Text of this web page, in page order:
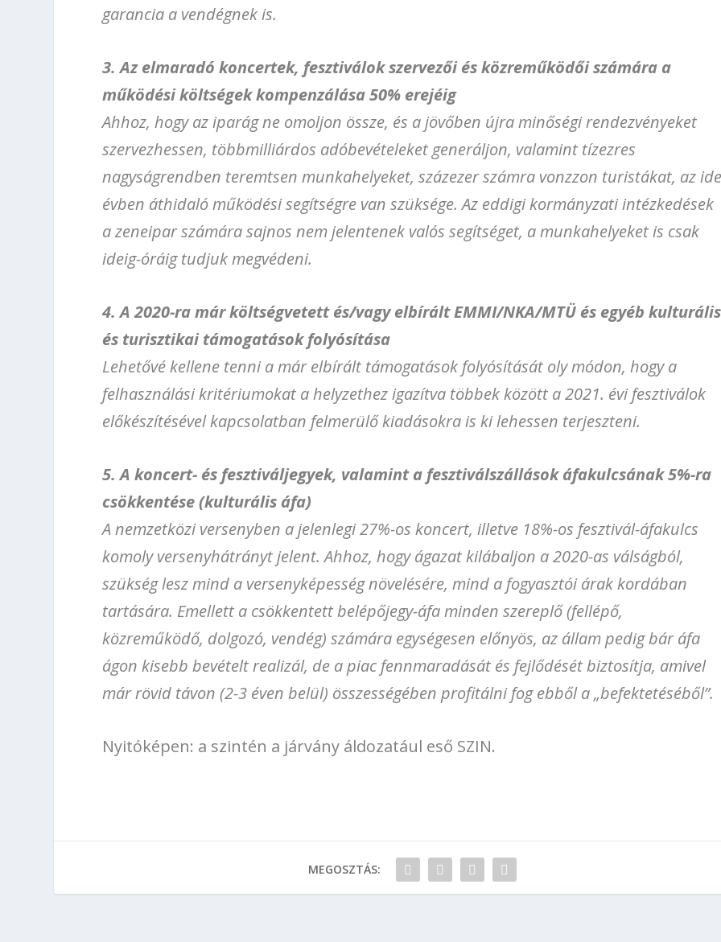
garancia a vendégnek is.
3. Az elmaradó koncertek, fesztiválok szervezői és közreműködői számára a
működési költségek kompenzálása 50% erejéig
Ahhoz, hogy az iparág ne omoljon össze, és a jövőben újra minőségi rendezvényeket
szervezhessen, többmilliárdos adóbevételeket generáljon, valamint tízezres
nagyságrendben teremtsen munkahelyeket, százezer számra vonzzon turistákat, az
évben áthidaló működési segítségre van szüksége. Az eddigi kormányzati intézkedések
a zeneipar számára sajnos nem jelentenek valós segítséget, a munkahelyeket is csak
ideig-óráig tudjuk megvédeni.
4. A 2020-ra már költségvetett és/vagy elbírált EMMI/NKA/MTÜ és egyéb kulturális
és turisztikai támogatások folyósítása
Lehetővé kellene tenni a már elbírált támogatások folyósítását oly módon, hogy a
felhasználási kritériumokat a helyzethez igazítva többek között a 2021. évi fesztiválok
előkészítésével kapcsolatban felmerülő kiadásokra is ki lehessen terjeszteni.
5. A koncert- és fesztiváljegyek, valamint a fesztiválszállások áfakulcsának 5%-ra
csökkentése (kulturális áfa)
A nemzetközi versenyben a jelenlegi 27%-os koncert, illetve 18%-os fesztivál-áfakulcs
komoly versenyhátrányt jelent. Ahhoz, hogy ágazat kilábaljon a 2020-as válságból,
szükség lesz mind a versenyképesség növelésére, mind a fogyasztói árak kordában
tartására. Emellett a csökkentett belépőjegy-áfa minden szereplő (fellépő,
közreműködő, dolgozó, vendég) számára egységesen előnyös, az állam pedig bár áfa
ágon kisebb bevételt realizál, de a piac fennmaradását és fejlődését biztosítja, amivel
már rövid távon (2-3 éven belül) összességében profitálni fog ebből a „befektetéséből”.
Nyitóképen: a szintén a járvány áldozatául eső SZIN.
MEGOSZTÁS: